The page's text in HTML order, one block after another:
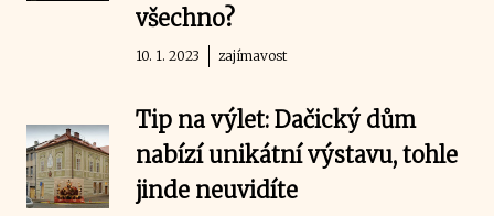
všechno?
10. 1. 2023 zajímavost
Tip na výlet: Dačický dům
nabízí unikátní výstavu, tohle
jinde neuvidíte